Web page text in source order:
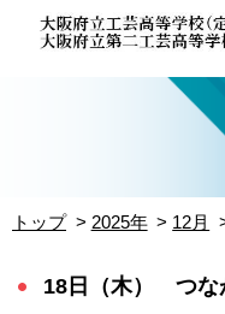
トップ 2025年 12月
18日（木） つ